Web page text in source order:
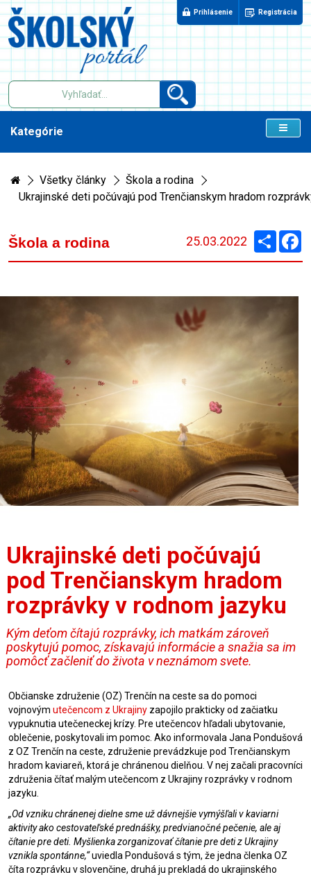
Prihlásenie Registrácia
Kategórie
Všetky články
Škola a rodina
Ukrajinské deti počúvajú pod Trenčianskym hradom
Škola a rodina 25.03.2022 Zdieľaj
Ukrajinské deti počúvajú
pod Trenčianskym hradom
rozprávky v rodnom jazyku
Kým deťom čítajú rozprávky, ich matkám zároveň
poskytujú pomoc, získavajú informácie a snažia sa im
pomôcť začleniť do života v neznámom svete.
Občianske združenie (OZ) Trenčín na ceste sa do pomoci
vojnovým utečencom z Ukrajiny zapojilo prakticky od začiatku
vypuknutia utečeneckej krízy. Pre utečencov hľadali ubytovanie,
oblečenie, poskytovali im pomoc. Ako informovala Jana Pondušová
z OZ Trenčín na ceste, združenie prevádzkuje pod Trenčianskym
hradom kaviareň, ktorá je chránenou dielňou. V nej začali pracovníci
združenia čítať malým utečencom z Ukrajiny rozprávky v rodnom
jazyku.
„Od vzniku chránenej dielne sme už dávnejšie vymýšľali v kaviarni
aktivity ako cestovateľské prednášky, predvianočné pečenie, ale aj
čítanie pre deti. Myšlienka zorganizovať čítanie pre deti z Ukrajiny
vznikla spontánne,“uviedla Pondušová s tým, že jedna členka OZ
číta rozprávku v slovenčine, druhá ju prekladá do ukrajinského